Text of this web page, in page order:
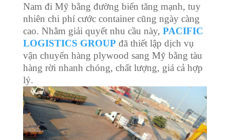
Nam đi Mỹ bằng đường biển tăng mạnh, tuy
nhiên chi phí cước container cũng ngày càng
cao. Nhằm giải quyết nhu cầu này, PACIFIC
LOGISTICS GROUP đã thiết lập dịch vụ
vận chuyển hàng plywood sang Mỹ bằng tàu
hàng rời nhanh chóng, chất lượng, giá cả hợp
lý.